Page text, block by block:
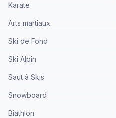
Karate
Arts martiaux
Ski de Fond
Ski Alpin
Saut à Skis
Snowboard
Biathlon